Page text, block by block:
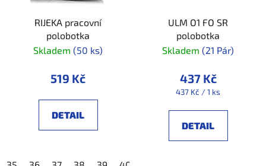
RIJEKA pracovní
polobotka
Skladem (50 ks)
519 Kč
DETAIL
ULM O1 FO SR
polobotka
Skladem (21 Pár)
437 Kč
Měrná
437 Kč / 1 ks
DETAIL